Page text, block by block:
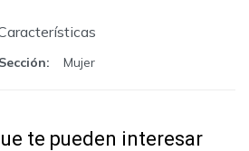
Sección Mujer
te pueden interesar